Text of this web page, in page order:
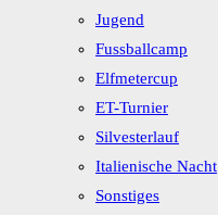
Jugend
Fussballcamp
Elfmetercup
ET-Turnier
Silvesterlauf
Italienische Nacht
Sonstiges